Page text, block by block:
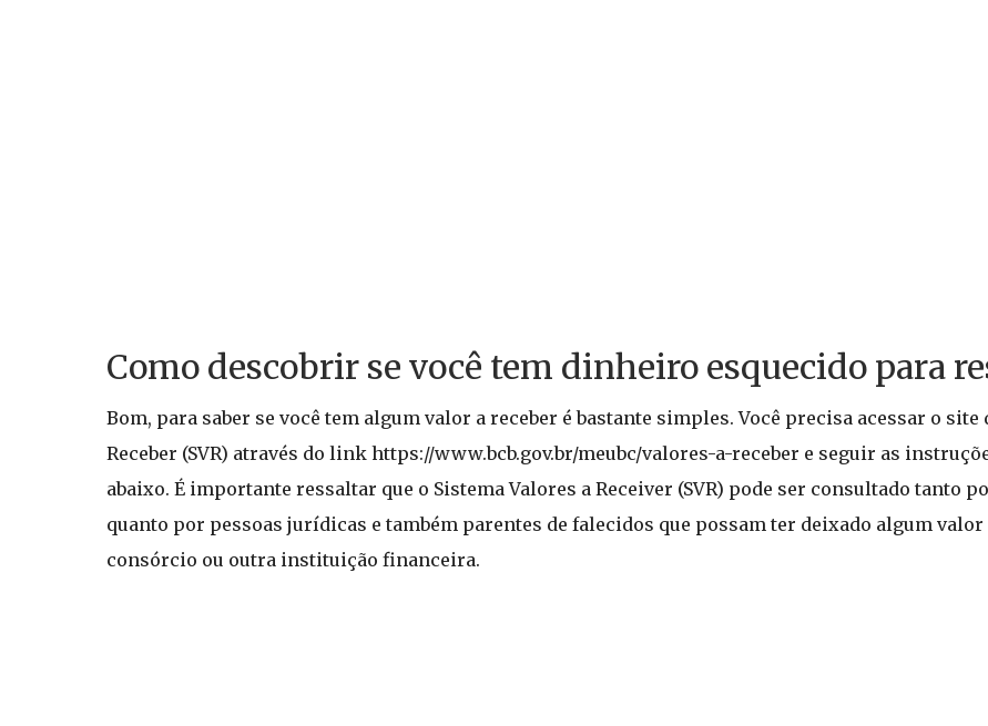
Como descobrir se você tem dinheiro esquecido para
Bom, para saber se você tem algum valor a receber é bastante simples. Você precisa acessar o site
Receber (SVR) através do link https://www.bcb.gov.br/meubc/valores-a-receber e seguir as
abaixo. É importante ressaltar que o Sistema Valores a Receiver (SVR) pode ser consultado tanto
quanto por pessoas jurídicas e também parentes de falecidos que possam ter deixado algum valor
consórcio ou outra instituição financeira.